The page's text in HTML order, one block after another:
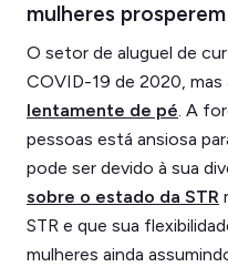
mulheres prosperem
O setor de aluguel de
COVID-19 de 2020,
lentamente de pé. A
pessoas está ansiosa
pode ser devido à sua
sobre o estado da STR
STR e que sua
mulheres ainda